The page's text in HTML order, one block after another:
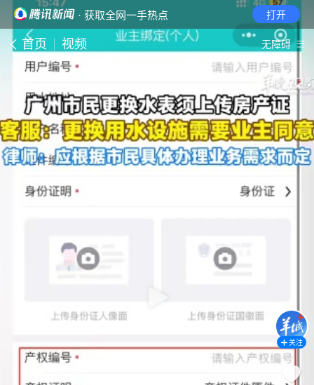
· 获取全网一手热点 打开
首页 视频 无障碍
关注